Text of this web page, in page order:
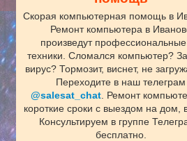
Скорая компьютерная помощь в
Ремонт компьютера в
произведут
техники. Сломался компьютер?
вирус? Тормозит, виснет, не
Переходите в наш телеграм
@salesat_chat. Ремонт
короткие сроки с выездом на дом,
Консультируем в группе
бесплатно.